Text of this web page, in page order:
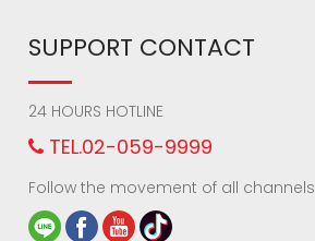
SUPPORT CONTACT
24 HOURS HOTLINE
TEL.02-059-9999
Follow the movement of all channels